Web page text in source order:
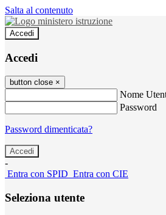
Salta al contenuto
Accedi
Accedi
button close ×
Nome
Password
Password dimenticata?
-
Entra con SPID Entra con CIE
Seleziona utente